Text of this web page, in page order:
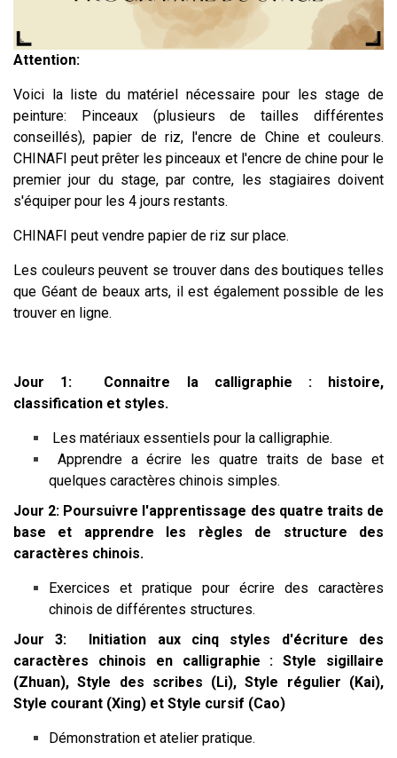
Attention:
Voici la liste du matériel nécessaire pour les stage de
peinture: Pinceaux (plusieurs de tailles différentes
conseillés), papier de riz, l'encre de Chine et couleurs.
CHINAFI peut prêter les pinceaux et l'encre de chine pour le
premier jour du stage, par contre, les stagiaires doivent
s'équiper pour les 4 jours restants.
CHINAFI peut vendre papier de riz sur place.
Les couleurs peuvent se trouver dans des boutiques telles
que Géant de beaux arts, il est également possible de les
trouver en ligne.
Jour 1:
Connaitre la calligraphie : histoire,
classification et styles.
Les matériaux essentiels pour la calligraphie.
Apprendre a écrire les quatre traits de base et
quelques caractères chinois simples.
Jour 2: Poursuivre l'apprentissage des quatre traits de
base et apprendre les règles de structure des
caractères chinois.
Exercices et pratique pour écrire des caractères
chinois de différentes structures.
Jour 3:
Initiation aux cinq styles d'écriture des
caractères chinois en calligraphie : Style sigillaire
(Zhuan), Style des scribes (Li), Style régulier (Kai),
Style courant (Xing) et Style cursif (Cao)
Démonstration et atelier pratique.